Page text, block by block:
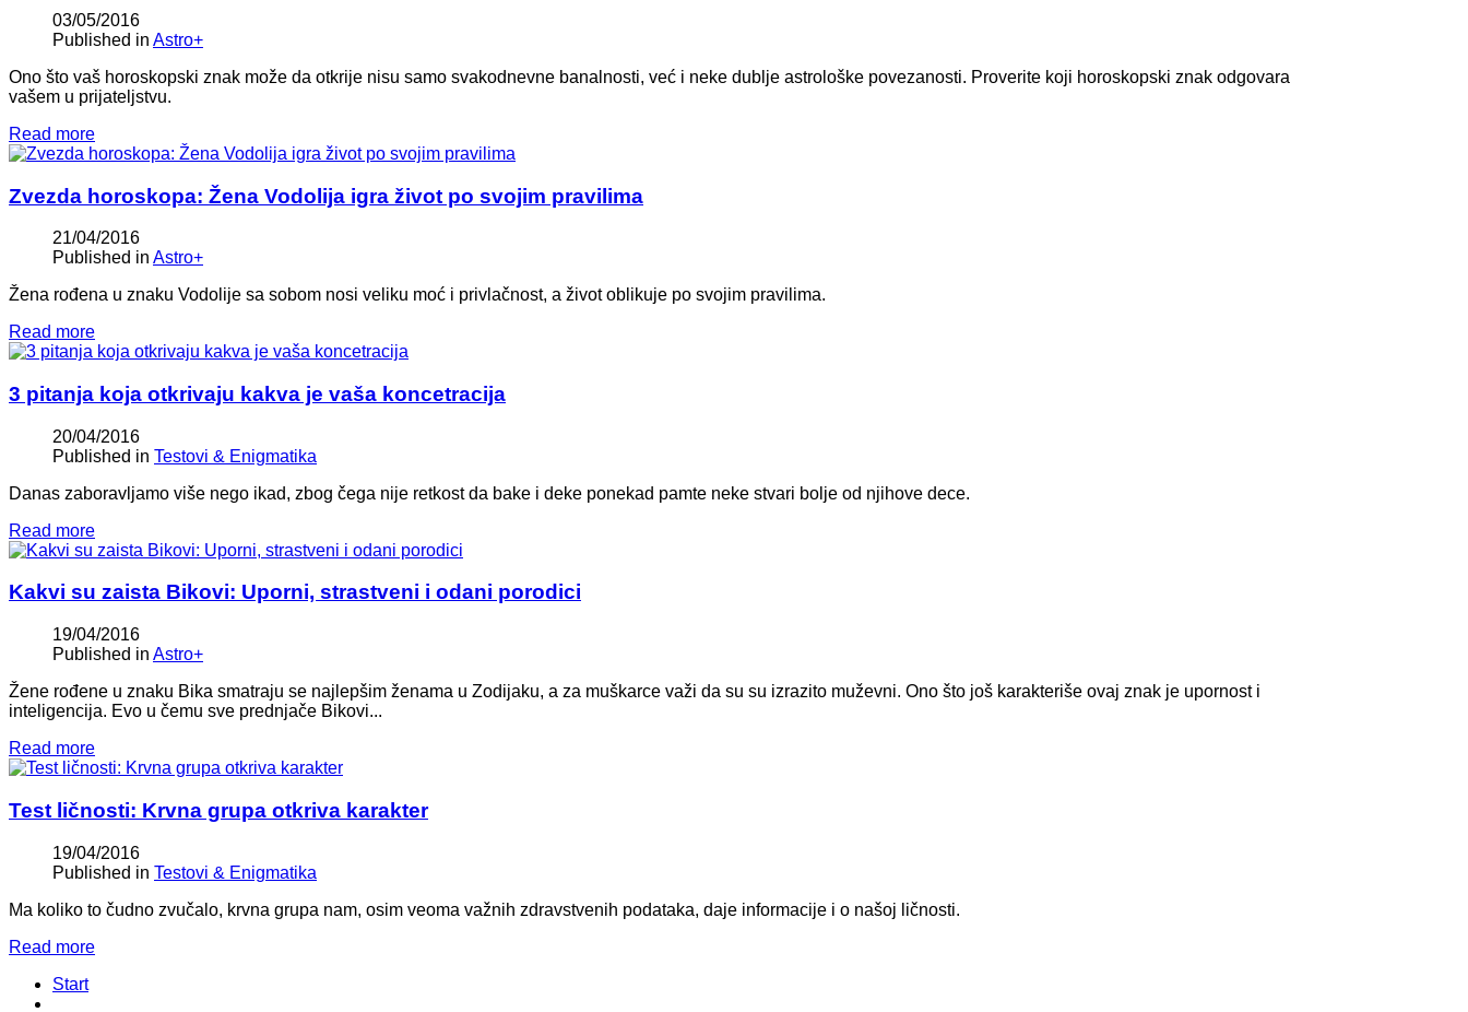
03/05/2016
Published in Astro+
Ono što vaš horoskopski znak može da otkrije nisu samo svakodnevne banalnosti, već i neke dublje astrološke povezanosti. Proverite koji horoskopski znak odgovara
vašem u prijateljstvu.
Read more
Zvezda horoskopa: Žena Vodolija igra život po svojim pravilima
21/04/2016
Published in Astro+
Žena rođena u znaku Vodolije sa sobom nosi veliku moć i privlačnost, a život oblikuje po svojim pravilima.
Read more
3 pitanja koja otkrivaju kakva je vaša koncetracija
20/04/2016
Published in Testovi & Enigmatika
Danas zaboravljamo više nego ikad, zbog čega nije retkost da bake i deke ponekad pamte neke stvari bolje od njihove dece.
Read more
Kakvi su zaista Bikovi: Uporni, strastveni i odani porodici
19/04/2016
Published in Astro+
Žene rođene u znaku Bika smatraju se najlepšim ženama u Zodijaku, a za muškarce važi da su su izrazito muževni. Ono što još karakteriše ovaj znak je upornost i
inteligencija. Evo u čemu sve prednjače Bikovi...
Read more
Test ličnosti: Krvna grupa otkriva karakter
19/04/2016
Published in Testovi & Enigmatika
Ma koliko to čudno zvučalo, krvna grupa nam, osim veoma važnih zdravstvenih podataka, daje informacije i o našoj ličnosti.
Read more
Start